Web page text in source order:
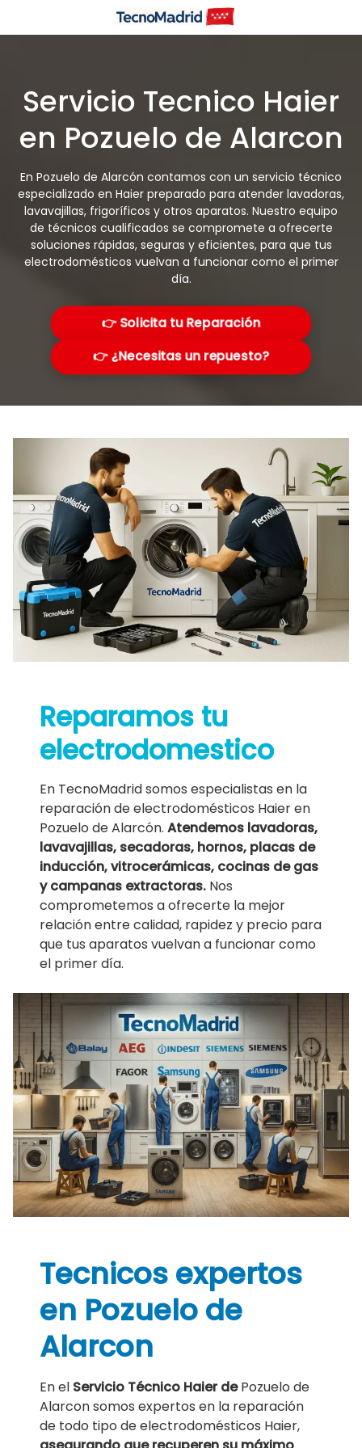
Servicio Tecnico Haier
en Pozuelo de Alarcon
En Pozuelo de Alarcón contamos con un servicio técnico
especializado en Haier preparado para atender lavadoras,
lavavajillas, frigoríficos y otros aparatos. Nuestro equipo
de técnicos cualificados se compromete a ofrecerte
soluciones rápidas, seguras y eficientes, para que tus
electrodomésticos vuelvan a funcionar como el primer
día.
👉 Solicita tu Reparación
👉 ¿Necesitas un repuesto?
Reparamos tu
electrodomestico
En TecnoMadrid somos especialistas en la
reparación de electrodomésticos Haier en
Pozuelo de Alarcón.Atendemos lavadoras,
lavavajillas, secadoras, hornos, placas de
inducción, vitrocerámicas, cocinas de gas
y campanas extractoras. Nos
comprometemos a ofrecerte la mejor
relación entre calidad, rapidez y precio para
que tus aparatos vuelvan a funcionar como
el primer día.
Tecnicos expertos
en Pozuelo de
Alarcon
En el Servicio Técnico Haier dePozuelo de
Alarcon somos expertos en la reparación
de todo tipo de electrodomésticos Haier,